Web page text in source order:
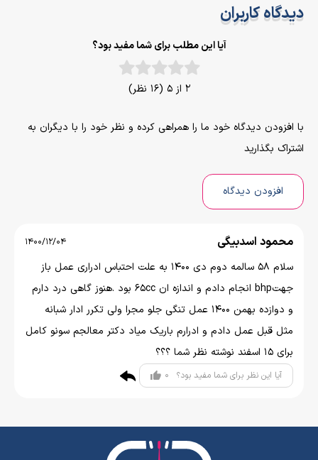
دیدگاه کاربران
آیا این مطلب برای شما مفید بود؟
2 از 5 (16 نظر)
با افزودن دیدگاه خود ما را همراهی کرده و نظر خود را با دیگران به
اشتراک بگذارید
افزودن دیدگاه
محمود اسدبیگی 1400/12/04
سلام ۵۸ سالمه دوم دی ۱۴۰۰ به علت احتباس ادراری عمل باز
جهتbhp انجام دادم و اندازه ان ۶۵cc بود .هنوز گاهی درد دارم
و دوازده بهمن ۱۴۰۰ عمل تنگی جلو مجرا ولی تکرر ادار شبانه
مثل قبل عمل دادم و ادرارم باریک میاد دکتر معالجم سونو کامل
برای ۱۵ اسفند نوشته نظر شما ؟؟؟
آیا این نظر برای شما مفید بود؟ 0